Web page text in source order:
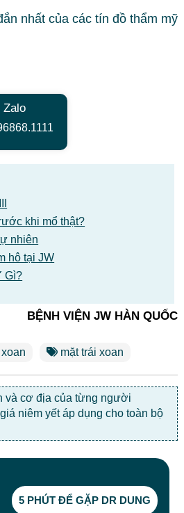
nhất của các tín đồ thẩm mỹ
Zalo
khi mổ thật?
nhiên
hô tại JW
Gì?
BỆNH VIỆN JW HÀN QUỐC
mặt trái xoan
và cơ địa của từng người
niêm yết áp dụng cho toàn bộ
5 PHÚT ĐỂ GẶP DR DUNG